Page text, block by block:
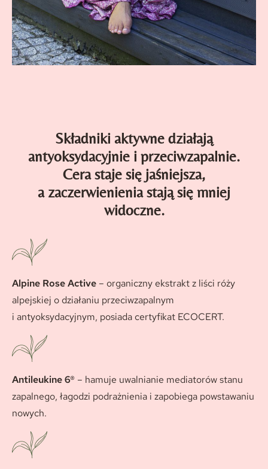
Składniki aktywne działają
antyoksydacyjnie i przeciwzapalnie.
Cera staje się jaśniejsza,
a zaczerwienienia stają się mniej
widoczne.
Alpine Rose Active – organiczny ekstrakt z liści róży
alpejskiej o działaniu przeciwzapalnym
i antyoksydacyjnym, posiada certyfikat ECOCERT.
Antileukine 6® – hamuje uwalnianie mediatorów stanu
zapalnego, łagodzi podrażnienia i zapobiega powstawaniu
nowych.